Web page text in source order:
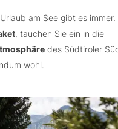
am See gibt es immer.
, tauchen Sie ein in die
des Südtiroler
wohl.